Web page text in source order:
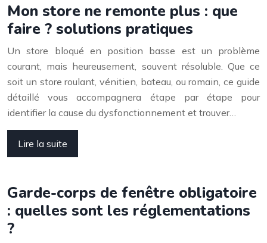
Mon store ne remonte plus : que
faire ? solutions pratiques
Un store bloqué en position basse est un problème
courant, mais heureusement, souvent résoluble. Que ce
soit un store roulant, vénitien, bateau, ou romain, ce guide
détaillé vous accompagnera étape par étape pour
identifier la cause du dysfonctionnement et trouver…
Lire la suite
Garde-corps de fenêtre obligatoire
: quelles sont les réglementations
?